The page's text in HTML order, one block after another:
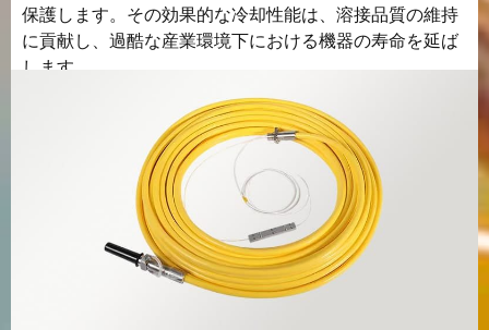
保護します。その効果的な冷却性能は、溶接品質の維持
に貢献し、過酷な産業環境下における機器の寿命を延ば
します。.